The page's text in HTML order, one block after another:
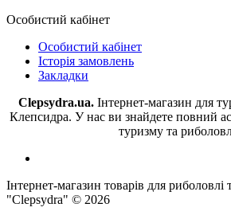
Особистий кабінет
Особистий кабінет
Історія замовлень
Закладки
Clepsydra.ua. Інтернет-магазин для
Клепсидра. У нас ви знайдете повний
туризму та
Інтернет-магазин товарів для риболовлі
"Clepsydra" © 2026